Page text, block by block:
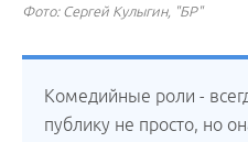
Фото: Сергей Кулыгин, "БР"
Комедийные роли -
публику не просто, но